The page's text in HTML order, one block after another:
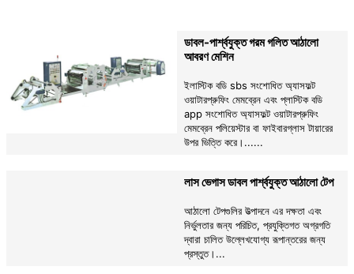
পণ্য এবং পরিষেবা সরবরাহ করে, কর্মীদের জন্য একটি সুরেলা এবং পারস্পরিক শ্রদ্ধাপূর্ণ কাজের পরিবেশ
তৈরি করে এবং ব্যবসায়িক অংশীদারদের জন্য একটি ন্যায্য, যুক্তিসঙ্গত এবং পারস্পরিকভাবে উপকারী
সহযোগিতার প্ল্যাটফর্ম প্রদান করে। গ্রাহকদের আস্থা জয় করার জন্য, আমাদের গ্রুপ
ডাবল-পার্শ্বযুক্ত গরম গলিত আঠালো
আবরণ মেশিন
ইলাস্টিক বডি sbs সংশোধিত অ্যাসফল্ট
ওয়াটারপ্রুফিং মেমব্রেন এবং প্লাস্টিক বডি
app সংশোধিত অ্যাসফল্ট ওয়াটারপ্রুফিং
মেমব্রেন পলিয়েস্টার বা ফাইবারগ্লাস টায়ারের
উপর ভিত্তি করে।......
লাস ভেগাস ডাবল পার্শ্বযুক্ত আঠালো টেপ
আঠালো টেপগুলির উত্পাদনে এর দক্ষতা এবং
নির্ভুলতার জন্য পরিচিত, প্রযুক্তিগত অগ্রগতি
দ্বারা চালিত উল্লেখযোগ্য রূপান্তরের জন্য
প্রস্তুত।...